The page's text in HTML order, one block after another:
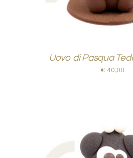
Uovo di Pasqua
€ 40,00